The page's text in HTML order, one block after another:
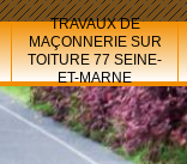
TRAVAUX DE
MAÇONNERIE SUR
TOITURE 77 SEINE-
ET-MARNE